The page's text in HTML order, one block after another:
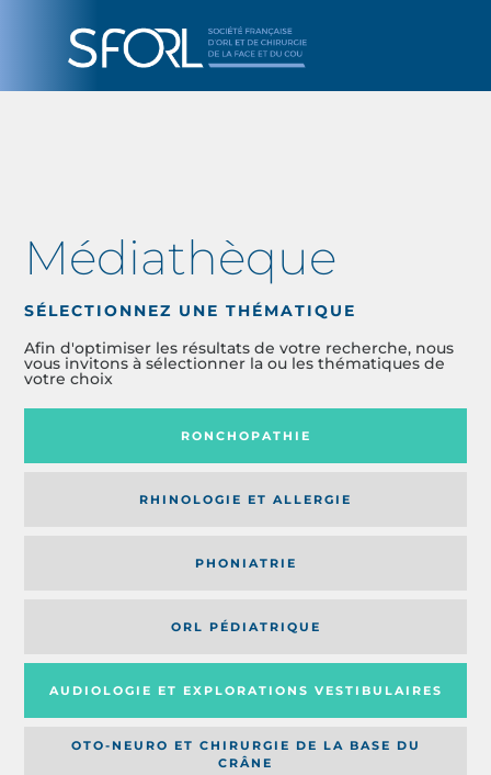
Médiathèque
SÉLECTIONNEZ UNE THÉMATIQUE
Afin d'optimiser les résultats de votre recherche, nous
vous invitons à sélectionner la ou les thématiques de
votre choix
RONCHOPATHIE
RHINOLOGIE ET ALLERGIE
PHONIATRIE
ORL PÉDIATRIQUE
AUDIOLOGIE ET EXPLORATIONS VESTIBULAIRES
OTO-NEURO ET CHIRURGIE DE LA BASE DU
CRÂNE